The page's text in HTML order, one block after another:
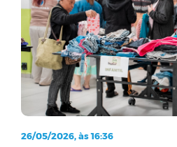
26/05/2026, às 16:36